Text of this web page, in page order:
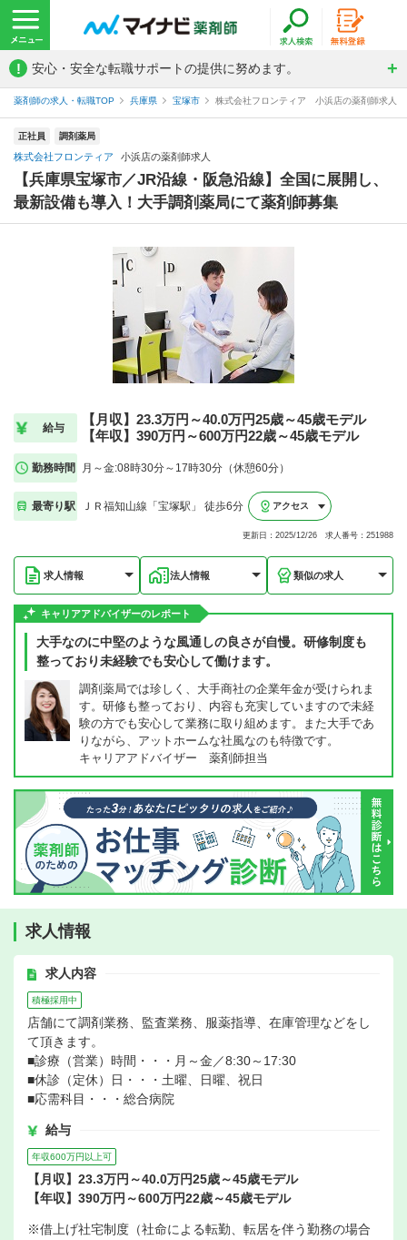
! 安心・安全な転職サポートの提供に努めます。
薬剤師の求人・転職TOP 兵庫県 宝塚市 株式会社フロンティア 小浜店の薬剤師求人
正社員 調剤薬局
株式会社フロンティア 小浜店の薬剤師求人
【兵庫県宝塚市／JR沿線・阪急沿線】全国に展開し、
最新設備も導入！大手調剤薬局にて薬剤師募集
給与
【月収】23.3万円～40.0万円25歳～45歳モデル
【年収】390万円～600万円22歳～45歳モデル
勤務時間 月～金:08時30分～17時30分（休憩60分）
最寄り駅 ＪＲ福知山線「宝塚駅」 徒歩6分 アクセス
更新日：2025/12/26 求人番号：251988
求人情報 法人情報 類似の求人
キャリアアドバイザーのレポート
大手なのに中堅のような風通しの良さが自慢。研修制度も
整っており未経験でも安心して働けます。
調剤薬局では珍しく、大手商社の企業年金が受けられま
す。研修も整っており、内容も充実していますので未経
験の方でも安心して業務に取り組めます。また大手であ
りながら、アットホームな社風なのも特徴です。
キャリアアドバイザー 薬剤師担当
求人情報
求人内容
積極採用中
店舗にて調剤業務、監査業務、服薬指導、在庫管理などをし
て頂きます。
■診療（営業）時間・・・月～金／8:30～17:30
■休診（定休）日・・・土曜、日曜、祝日
■応需科目・・・総合病院
給与
年収600万円以上可
【月収】23.3万円～40.0万円25歳～45歳モデル
【年収】390万円～600万円22歳～45歳モデル
※借上げ社宅制度（社命による転勤、転居を伴う勤務の場合